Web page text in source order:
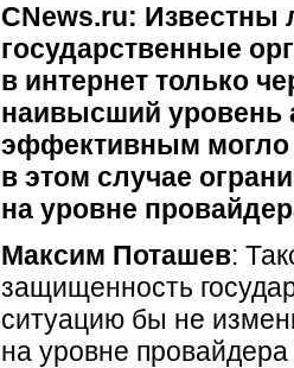
CNews.ru: Известны
государственные
в интернет только
наивысший уровень
эффективным
в этом случае
на уровне
Максим Поташев:
защищенность
ситуацию бы не
на уровне